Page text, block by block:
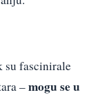
su fascinirale
–mogu se u